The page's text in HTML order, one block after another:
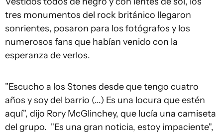
tres monumentos del rock británico llegaron
sonrientes, posaron para los fotógrafos y los
numerosos fans que habían venido con la
esperanza de verlos.
"Escucho a los Stones desde que tengo cuatro
años y soy del barrio (...) Es una locura que estén
aquí", dijo Rory McGlinchey, que lucía una camiseta
del grupo. "Es una gran noticia, estoy impaciente",